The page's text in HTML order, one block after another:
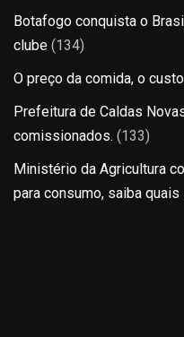
Botafogo conquista o
clube (134)
O preço da comida, o
Prefeitura de Caldas
comissionados. (133)
Ministério da Agricultura
para consumo, saiba quais